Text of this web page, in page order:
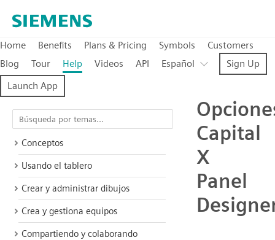
Home Benefits Plans & Pricing Symbols
Customers
Blog
Tour Help Videos API Español
Sign Up
Launch App
Conceptos
Usando el tablero
Crear y administrar dibujos
Crea y gestiona equipos
Compartiendo y colaborando
Capital
X
Panel